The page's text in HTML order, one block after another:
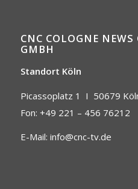
CNC COLOGNE
GMBH
Standort Köln
Picassoplatz 1 I 50679
Fon: +49 221 – 456 76212
E-Mail: info@cnc-tv.de